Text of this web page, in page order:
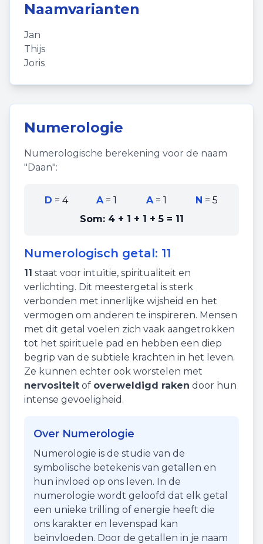
Naamvarianten
Jan
Thijs
Joris
Numerologie
Numerologische berekening voor de naam
"Daan":
D = 4 A= 1 A=1 N =5
Som: 4 + 1 + 1 + 5= 11
Numerologisch getal: 11
11 staat voor intuïtie, spiritualiteit en
verlichting. Dit meestergetal is sterk
verbonden met innerlijke wijsheid en het
vermogen om anderen te inspireren. Mensen
met dit getal voelen zich vaak aangetrokken
tot het spirituele pad en hebben een diep
begrip van de subtiele krachten in het leven.
Ze kunnen echter ook worstelen met
nervositeit of overweldigd raken door hun
intense gevoeligheid.
Over Numerologie
Numerologie is de studie van de
symbolische betekenis van getallen en
hun invloed op ons leven. In de
numerologie wordt geloofd dat elk getal
een unieke trilling of energie heeft die
ons karakter en levenspad kan
beïnvloeden. Door de getallen in je naam